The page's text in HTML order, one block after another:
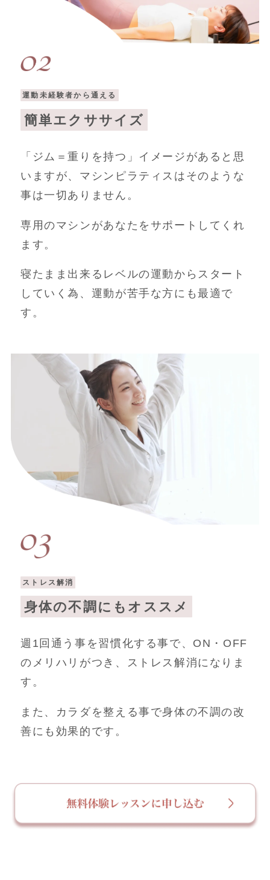
運動未経験者から通える
簡単エクササイズ
「ジム＝重りを持つ」イメージがあると思
いますが、マシンピラティスはそのような
事は一切ありません。
専用のマシンがあなたをサポートしてくれ
ます。
寝たまま出来るレベルの運動からスタート
していく為、運動が苦手な方にも最適で
す。
ストレス解消
身体の不調にもオススメ
週1回通う事を習慣化する事で、ON・OFF
のメリハリがつき、ストレス解消になりま
す。
また、カラダを整える事で身体の不調の改
善にも効果的です。